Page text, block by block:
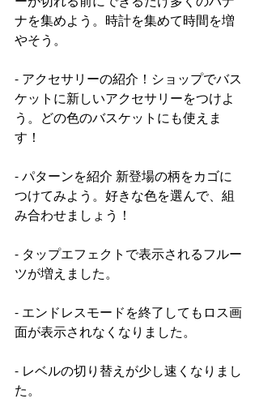
ナを集めよう。時計を集めて時間を増
やそう。
- アクセサリーの紹介！ショップでバス
ケットに新しいアクセサリーをつけよ
う。どの色のバスケットにも使えま
す！
- パターンを紹介 新登場の柄をカゴに
つけてみよう。好きな色を選んで、組
み合わせましょう！
- タップエフェクトで表示されるフルー
ツが増えました。
- エンドレスモードを終了してもロス画
面が表示されなくなりました。
- レベルの切り替えが少し速くなりまし
た。